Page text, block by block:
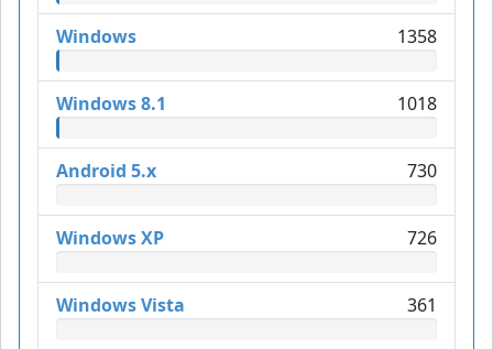
Windows 1358
Windows 8.1 1018
Android 5.x 730
Windows XP 726
Windows Vista 361